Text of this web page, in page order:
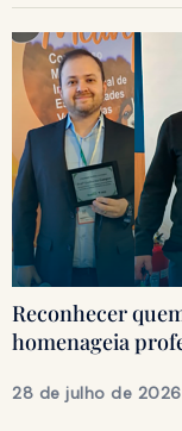
Reconhecer
homenageia
28 de julho de 2026